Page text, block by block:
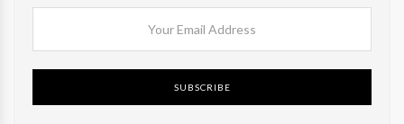
SUBSCRIBE